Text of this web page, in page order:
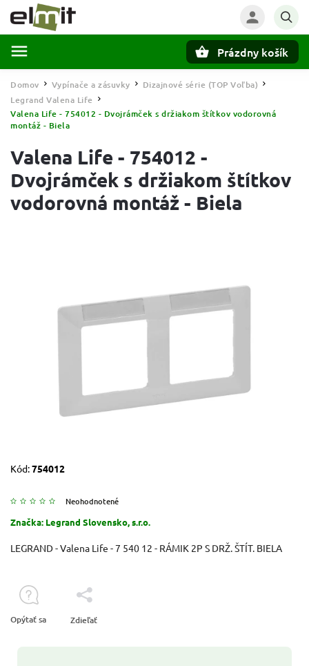
Prázdny košík
Domov / Vypínače a zásuvky / Dizajnové série (TOP Voľba) /
Legrand Valena Life /
Valena Life - 754012 - Dvojrámček s držiakom štítkov vodorovná
montáž - Biela
Valena Life - 754012 -
Dvojrámček s držiakom štítkov
vodorovná montáž - Biela
Kód:754012
Neohodnotené
Značka: Legrand Slovensko, s.r.o.
LEGRAND - Valena Life - 7 540 12 - RÁMIK 2P S DRŽ. ŠTÍT. BIELA
Opýtať sa Zdieľať